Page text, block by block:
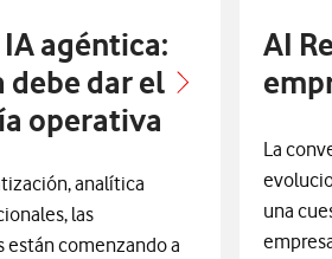
agéntica:
debe dar el
operativa
analítica
las
están comenzando a
AI
La
una